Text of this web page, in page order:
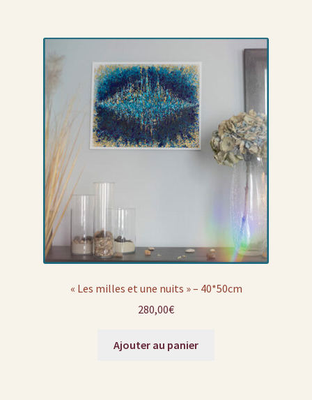
« Les milles et une nuits » – 40*50cm
280,00€
Ajouter au panier